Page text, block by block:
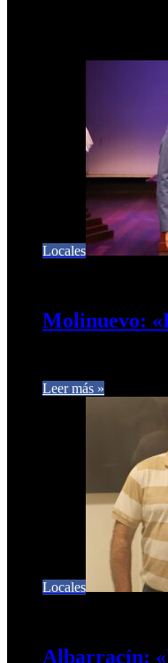
Locales
Molinuevo:
Leer más »
Locales
Albarracín: